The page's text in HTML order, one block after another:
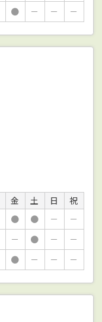
● － － －
金 土 日
祝
● ● －
－
－ ● －
－
● － － －